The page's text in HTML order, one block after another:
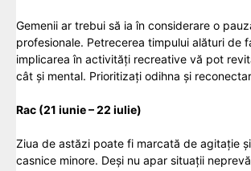
Gemenii ar trebui să ia în considerare o
profesionale. Petrecerea timpului alături de
implicarea în activități recreative vă pot
cât și mental. Prioritizați odihna și
Rac (21 iunie – 22 iulie)
Ziua de astăzi poate fi marcată de agitație
casnice minore. Deși nu apar situații